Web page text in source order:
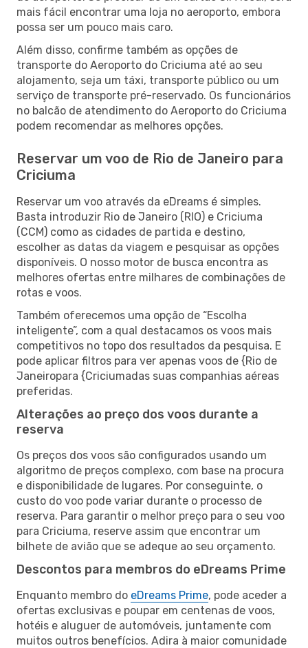
mais fácil encontrar uma loja no aeroporto, embora
possa ser um pouco mais caro.
Além disso, confirme também as opções de
transporte do Aeroporto do Criciuma até ao seu
alojamento, seja um táxi, transporte público ou um
serviço de transporte pré-reservado. Os funcionários
no balcão de atendimento do Aeroporto do Criciuma
podem recomendar as melhores opções.
Reservar um voo de Rio de Janeiro para
Criciuma
Reservar um voo através da eDreams é simples.
Basta introduzir Rio de Janeiro (RIO) e Criciuma
(CCM) como as cidades de partida e destino,
escolher as datas da viagem e pesquisar as opções
disponíveis. O nosso motor de busca encontra as
melhores ofertas entre milhares de combinações de
rotas e voos.
Também oferecemos uma opção de “Escolha
inteligente”, com a qual destacamos os voos mais
competitivos no topo dos resultados da pesquisa. E
pode aplicar filtros para ver apenas voos de {Rio de
Janeiropara {Criciumadas suas companhias aéreas
preferidas.
Alterações ao preço dos voos durante a
reserva
Os preços dos voos são configurados usando um
algoritmo de preços complexo, com base na procura
e disponibilidade de lugares. Por conseguinte, o
custo do voo pode variar durante o processo de
reserva. Para garantir o melhor preço para o seu voo
para Criciuma, reserve assim que encontrar um
bilhete de avião que se adeque ao seu orçamento.
Descontos para membros do eDreams Prime
Enquanto membro do eDreams Prime, pode aceder a
ofertas exclusivas e poupar em centenas de voos,
hotéis e aluguer de automóveis, juntamente com
muitos outros benefícios. Adira à maior comunidade